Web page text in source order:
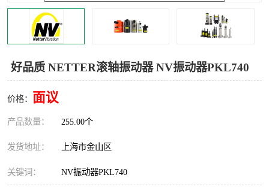
好品质 NETTER滚轴振动器 NV振动器PKL740
价格： 面议
产品数量： 255.00个
发货地址： 上海市金山区
关键词： NV振动器PKL740
WICHITA Cleveland 张力控制器
Warner Linear